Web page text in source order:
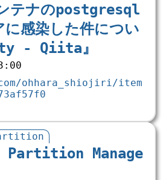
テナのpostgresql
感染した件につい
- Qiita』
ohhara_shiojiri/item
Partition Manage